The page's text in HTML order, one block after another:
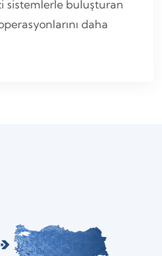
sistemlerle buluşturan
daha